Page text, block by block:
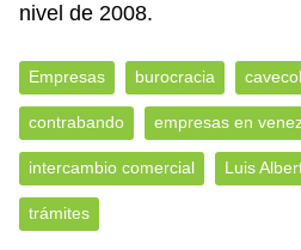
nivel de 2008.
Empresas burocracia cavecol
contrabando empresas en
intercambio comercial Luis
trámites